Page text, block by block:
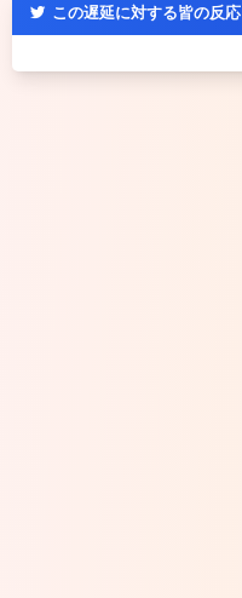
この遅延に対する皆の反応